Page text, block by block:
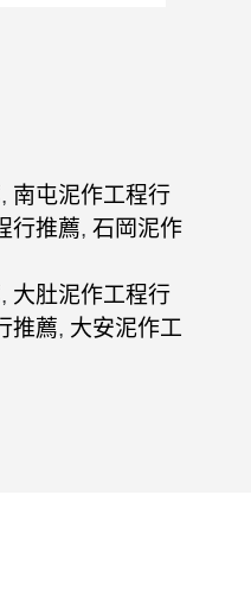
, 南屯泥作工程行
行推薦, 石岡泥作
, 大肚泥作工程行
推薦, 大安泥作工